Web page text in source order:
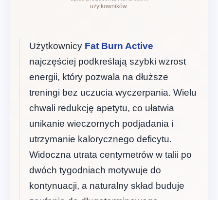
użytkowników.
Użytkownicy Fat Burn Active
najczęściej podkreślają szybki wzrost
energii, który pozwala na dłuższe
treningi bez uczucia wyczerpania. Wielu
chwali redukcję apetytu, co ułatwia
unikanie wieczornych podjadania i
utrzymanie kalorycznego deficytu.
Widoczna utrata centymetrów w talii po
dwóch tygodniach motywuje do
kontynuacji, a naturalny skład buduje